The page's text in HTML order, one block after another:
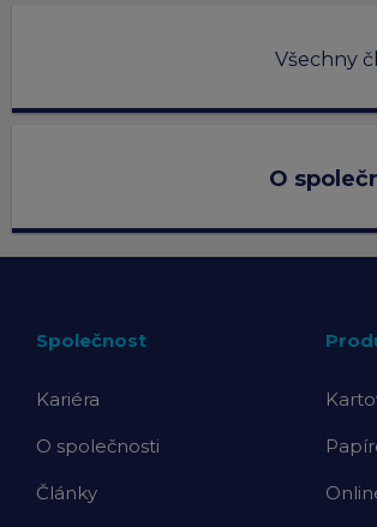
Všechny
O
Společnost
Kariéra
O společnosti
Články